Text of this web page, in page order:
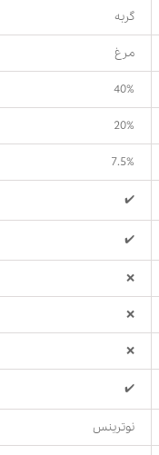
گربه
مرغ
40%
20%
7.5%
✔️
✔️
❌
❌
❌
✔️
نوترینس